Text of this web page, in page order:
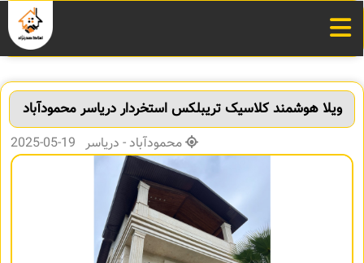
ویلا هوشمند کلاسیک تریبلکس استخردار دریاسر محمودآباد
محمودآباد - دریاسر 19-05-2025